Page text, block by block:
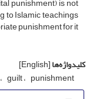
punishment) is not
to Islamic teachings
punishment for it
کلیدواژه‌ها[English]
guilt punishment